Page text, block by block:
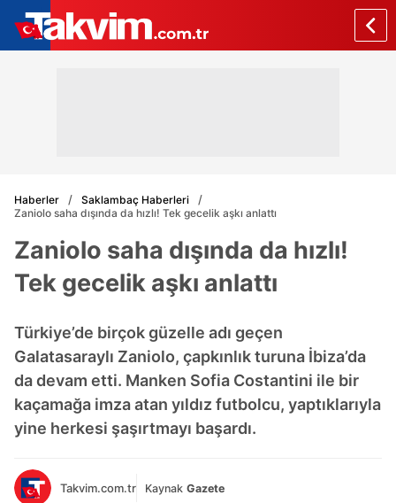
Haberler
Saklambaç Haberleri
Zaniolo saha dışında da hızlı! Tek gecelik aşkı anlattı
Zaniolo saha dışında da hızlı!
Tek gecelik aşkı anlattı
Türkiye’de birçok güzelle adı geçen
Galatasaraylı Zaniolo, çapkınlık turuna İbiza’da
da devam etti. Manken Sofia Costantini ile bir
kaçamağa imza atan yıldız futbolcu, yaptıklarıyla
yine herkesi şaşırtmayı başardı.
Takvim.com.tr Kaynak Gazete